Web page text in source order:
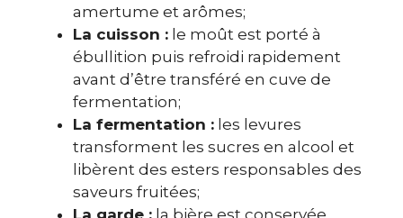
amertume et arômes;
La cuisson : le moût est porté à
ébullition puis refroidi rapidement
avant d’être transféré en cuve de
fermentation;
La fermentation : les levures
transforment les sucres en alcool et
libèrent des esters responsables des
saveurs fruitées;